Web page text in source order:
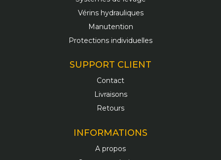
Vérins hydrauliques
Manutention
Protections individuelles
SUPPORT CLIENT
Contact
Livraisons
Retours
INFORMATIONS
A propos